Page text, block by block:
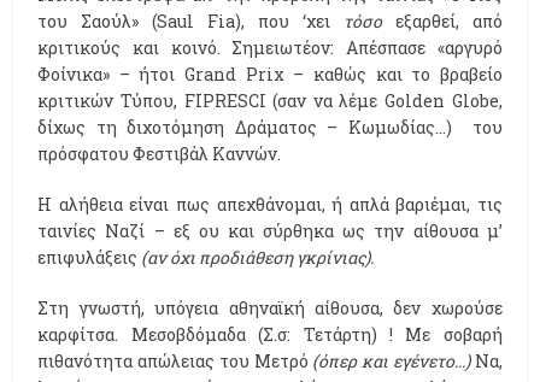
του Σαούλ» (Saul Fia), που ‘χει
τόσοεξαρθεί, από
κριτικούς και κοινό. Σημειωτέον: Απέσπασε «αργυρό
Φοίνικα» – ήτοι Grand Prix – καθώς και το βραβείο
κριτικών Τύπου, FIPRESCI (σαν να λέμε Golden Globe,
δίχως τη διχοτόμηση Δράματος – Κωμωδίας…) του
πρόσφατου Φεστιβάλ Καννών.
Η αλήθεια είναι πως απεχθάνομαι, ή απλά βαριέμαι, τις
ταινίες Ναζί – εξ ου και σύρθηκα ως την αίθουσα μ’
επιφυλάξεις (αν όχι προδιάθεση γκρίνιας).
Στη γνωστή, υπόγεια αθηναϊκή αίθουσα, δεν χωρούσε
καρφίτσα. Μεσοβδόμαδα (Σ.σ: Τετάρτη) ! Με σοβαρή
πιθανότητα απώλειας του Μετρό (όπερ και εγένετο…) Να,